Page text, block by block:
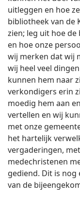
uitleggen en hoe
bibliotheek van de
zien; leg uit hoe
en hoe onze
wij merken dat wij
wij heel veel
kunnen hem naar
verkondigers erin
moedig hem aan
vertellen en wij
met onze
het hartelijk
vergaderingen,
medechristenen
gediend. Dit is
van de